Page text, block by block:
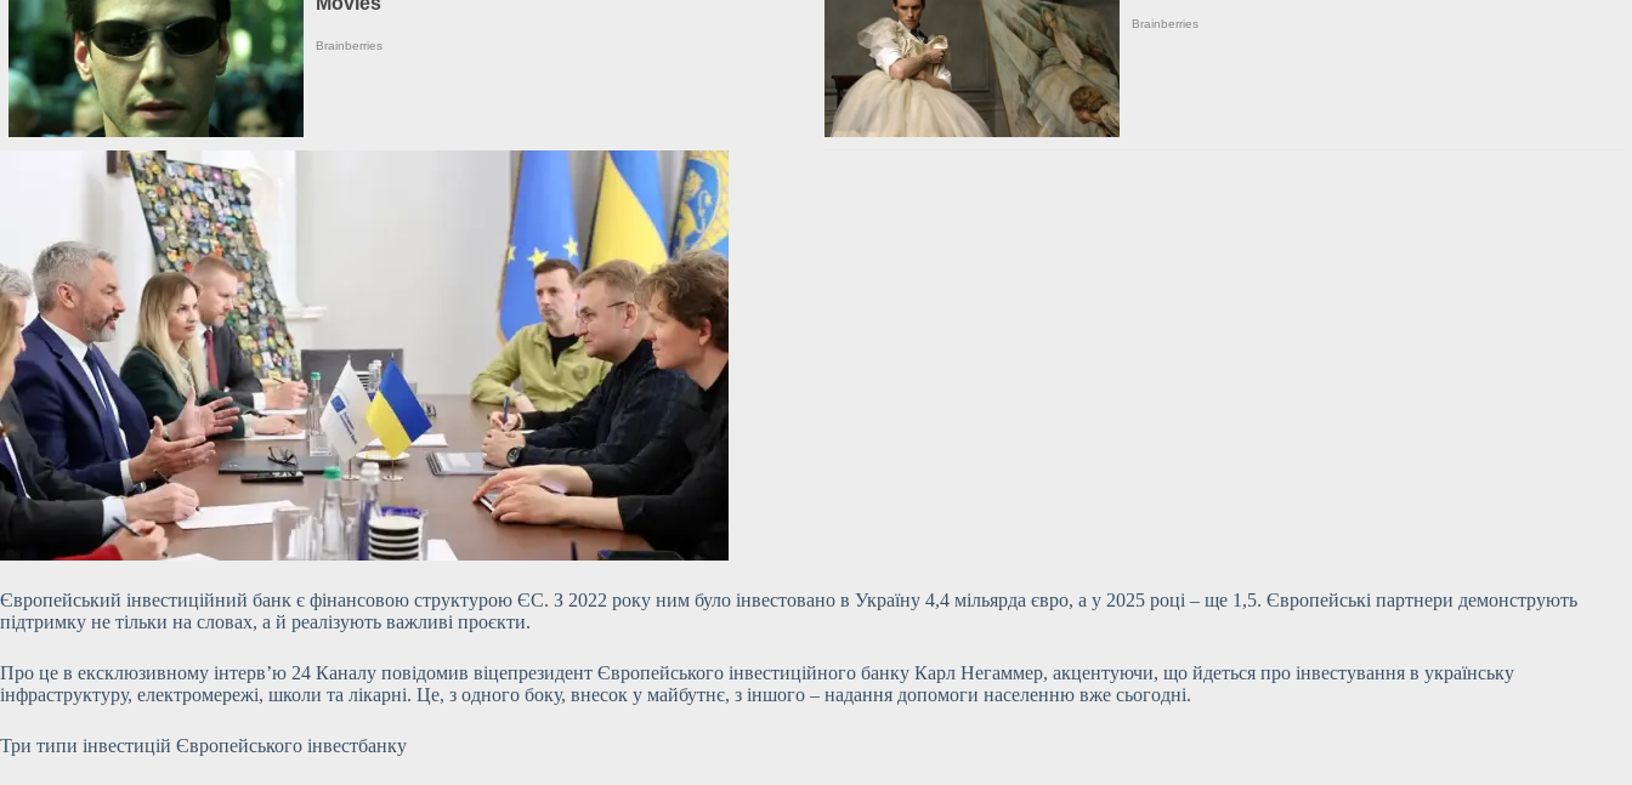
Європейський інвестиційний банк є фінансовою структурою ЄС. З 2022 року ним було інвестовано в Україну 4,4 мільярда євро, а у 2025 році – ще 1,5. Європейські партнери демонструють
підтримку не тільки на словах, а й реалізують важливі проєкти.
Про це в ексклюзивному інтерв’ю 24 Каналу повідомив віцепрезидент Європейського інвестиційного банку Карл Негаммер, акцентуючи, що йдеться про інвестування в українську
інфраструктуру, електромережі, школи та лікарні. Це, з одного боку, внесок у майбутнє, з іншого – надання допомоги населенню вже сьогодні.
Три типи інвестицій Європейського інвестбанку